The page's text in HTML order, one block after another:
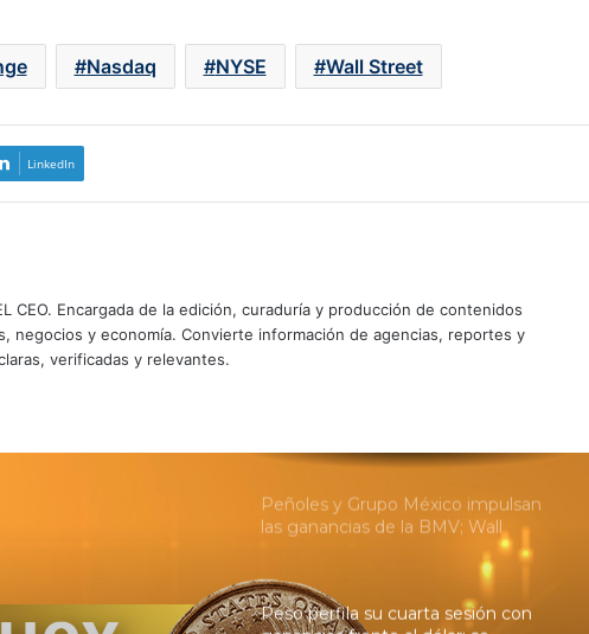
Nasdaq NYSE Wall Street
LinkedIn
CEO. Encargada de la edición, curaduría y producción de contenidos
negocios y economía. Convierte información de agencias, reportes y
verificadas y relevantes.
Casas de bolsa superan 27.7
millones de cuentas; GBM
Jones concreta su tercer máximo
ante el enfriamiento del empleo
privado en EU
Peñoles y Grupo México impulsan
las ganancias de la BMV; Wall
Street también abre en verde
Peso perfila su cuarta sesión con